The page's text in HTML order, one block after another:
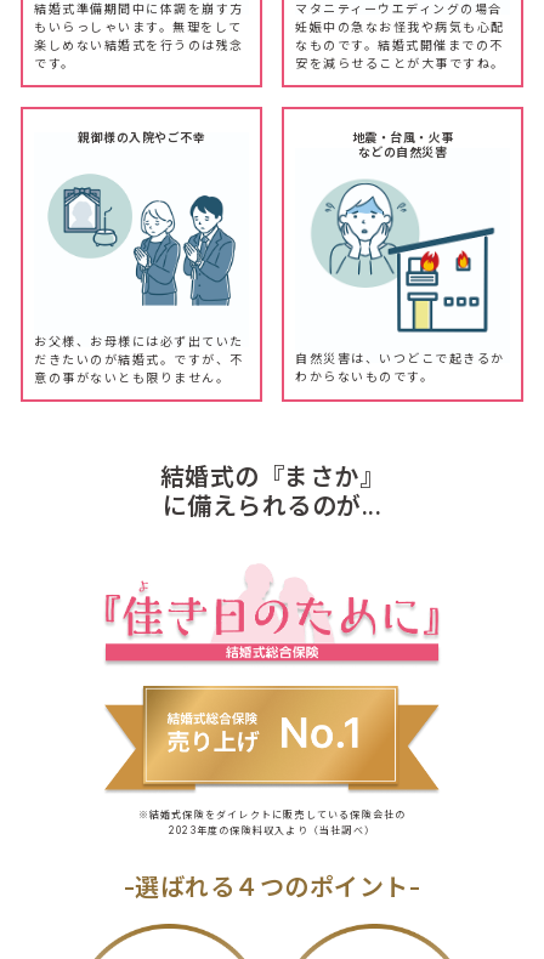
結婚式準備期間中に体調を崩す方
もいらっしゃいます。無理をして
楽しめない結婚式を行うのは残念
です。
マタニティーウエディングの場合
妊娠中の急なお怪我や病気も心配
なものです。結婚式開催までの不
安を減らせることが大事ですね。
親御様の入院やご不幸
お父様、お母様には必ず出ていた
だきたいのが結婚式。ですが、不
意の事がないとも限りません。
地震・台風・火事
などの自然災害
自然災害は、いつどこで起きるか
わからないものです。
結婚式の『まさか』
に備えられるのが...
※結婚式保険をダイレクトに販売している保険会社の
2023年度の保険料収入より（当社調べ）
-選ばれる４つのポイント-